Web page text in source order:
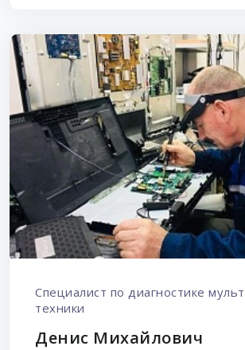
Специалист по диагностике
техники
Денис Михайлович